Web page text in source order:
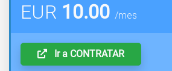
EUR 10.00 /mes
Ir a CONTRATAR